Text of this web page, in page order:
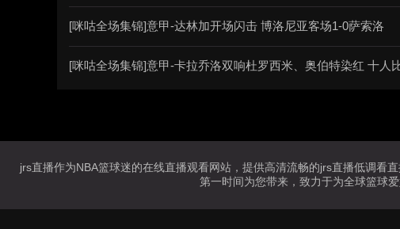
[咪咕全场集锦]意甲-达林加开场闪击 博洛尼亚客场1-0萨索洛
[咪咕全场集锦]意甲-卡拉乔洛双响杜罗西米、奥伯特染红 十人
jrs直播作为NBA篮球迷的在线直播观看网站，提供高清流畅的jrs直播低调看
第一时间为您带来，致力于为全球篮球